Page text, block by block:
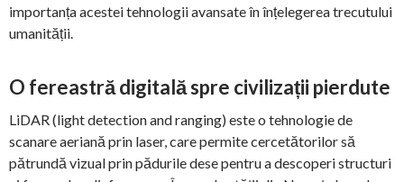
importanța acestei tehnologii avansate în înțelegerea trecutului
umanității.
O fereastră digitală spre civilizații pierdute
LiDAR (light detection and ranging) este o tehnologie de
scanare aeriană prin laser, care permite cercetătorilor să
pătrundă vizual prin pădurile dese pentru a descoperi structuri